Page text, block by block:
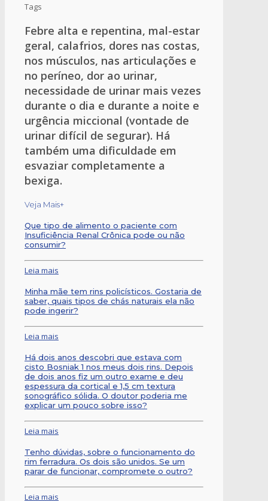
Tags
Febre alta e repentina, mal-estar
geral, calafrios, dores nas costas,
nos músculos, nas articulações e
no períneo, dor ao urinar,
necessidade de urinar mais vezes
durante o dia e durante a noite e
urgência miccional (vontade de
urinar difícil de segurar). Há
também uma dificuldade em
esvaziar completamente a
bexiga.
Veja Mais+
Que tipo de alimento o paciente com
Insuficiência Renal Crônica pode ou não
consumir?
Leia mais
Minha mãe tem rins policísticos. Gostaria de
saber, quais tipos de chás naturais ela não
pode ingerir?
Leia mais
Há dois anos descobri que estava com
cisto Bosniak 1 nos meus dois rins. Depois
de dois anos fiz um outro exame e deu
espessura da cortical e 1,5 cm textura
sonográfico sólida. O doutor poderia me
explicar um pouco sobre isso?
Leia mais
Tenho dúvidas, sobre o funcionamento do
rim ferradura. Os dois são unidos. Se um
parar de funcionar, compromete o outro?
Leia mais